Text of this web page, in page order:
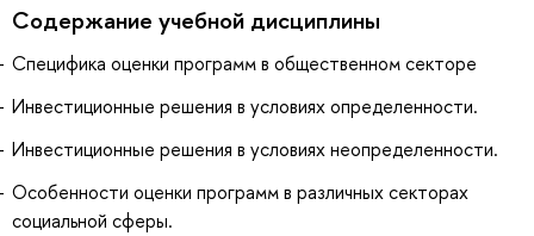
Содержание учебной дисциплины
Специфика оценки программ в общественном секторе
Инвестиционные решения в условиях определенности.
Инвестиционные решения в условиях неопределенности.
Особенности оценки программ в различных секторах
социальной сферы.